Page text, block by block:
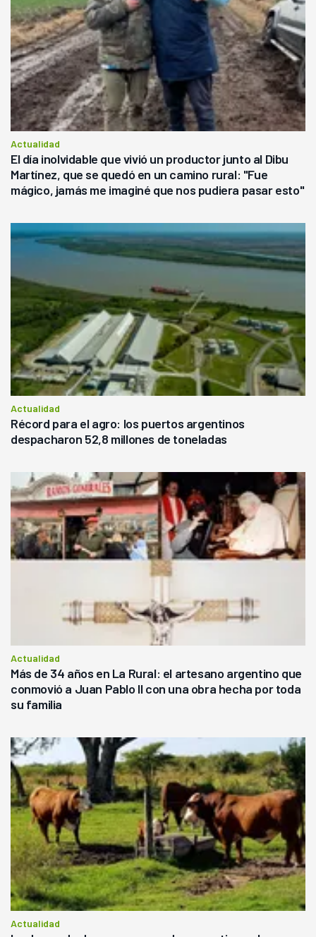
Actualidad
El día inolvidable que vivió un productor junto al Dibu
Martínez, que se quedó en un camino rural: "Fue
mágico, jamás me imaginé que nos pudiera pasar esto"
Actualidad
Récord para el agro: los puertos argentinos
despacharon 52,8 millones de toneladas
Actualidad
Más de 34 años en La Rural: el artesano argentino que
conmovió a Juan Pablo II con una obra hecha por toda
su familia
Actualidad